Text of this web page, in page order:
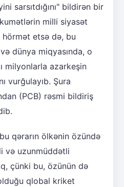
sarsıtdığını" bildirən bir
milli siyasət
etsə də, bu
dünya miqyasında, o
milyonlarla azarkeşin
vurğulayıb. Şura
(PCB) rəsmi bildiriş
qərarın ölkənin özündə
və uzunmüddətli
çünki bu, özünün də
qlobal kriket